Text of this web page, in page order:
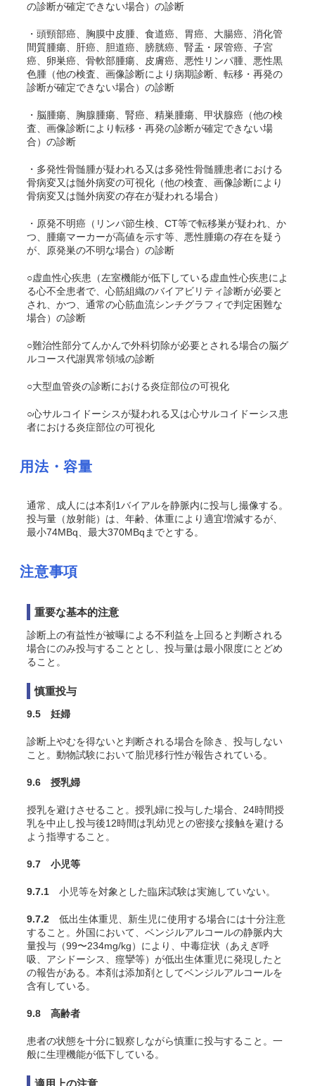
の診断が確定できない場合）の診断
・頭頸部癌 、胸膜中皮腫、食道癌、胃癌 、大腸癌 、消化管
間質腫瘍、肝癌、胆道癌、膀胱癌、腎盂・尿管癌、子宮
癌、卵巣癌、骨軟部腫瘍、皮膚癌、悪性リンパ腫、悪性黒
色腫 （他の検査、画像診断により病期診断、転移・再発の
診断が確定できない場合）の診断
・脳腫瘍 、胸腺腫瘍、腎癌、精巣腫瘍、甲状腺癌 （他の検
査、画像診断により転移・再発の診断が確定できない場
合）の診断
・多発性骨髄腫が疑われる又は多発性骨髄腫患者における
骨病変又は髄外病変の可視化（他の検査、画像診断により
骨病変又は髄外病変の存在が疑われる場合）
・原発不明癌（リンパ節生検、CT等で転移巣が疑われ、か
つ、腫瘍マーカーが高値を示す等、悪性腫瘍の存在を疑う
が、原発巣の不明な場合）の診断
○虚血性心疾患（左室機能が低下している虚血性心疾患によ
る心不全患者で、心筋組織のバイアビリティ診断が必要と
され、かつ、通常の心筋血流シンチグラフィで判定困難な
場合）の診断
○難治性部分てんかんで外科切除が必要とされる場合の脳グ
ルコース代謝異常領域の診断
○大型血管炎の診断における炎症部位の可視化
○心サルコイドーシスが疑われる又は心サルコイドーシス患
者における炎症部位の可視化
用法・容量
通常、成人には本剤1バイアルを静脈内に投与し撮像する。
投与量（放射能）は、年齢、体重により適宜増減するが、
最小74MBq、最大370MBqまでとする。
注意事項
重要な基本的注意
診断上の有益性が被曝による不利益を上回ると判断される
場合にのみ投与することとし、投与量は最小限度にとどめ
ること。
慎重投与
9.5 妊婦
診断上やむを得ないと判断される場合を除き、投与しない
こと。動物試験において胎児移行性が報告されている 。
9.6 授乳婦
授乳を避けさせること。授乳婦に投与した場合、24時間授
乳を中止し投与後12時間は乳幼児との密接な接触を避ける
よう指導すること。
9.7 小児等
9.7.1 小児等を対象とした臨床試験は実施していない。
9.7.2 低出生体重児、新生児に使用する場合には十分注意
すること。外国において、ベンジルアルコールの静脈内大
量投与（99〜234mg/kg）により、中毒症状（あえぎ呼
吸、アシドーシス、痙攣等）が低出生体重児に発現したと
の報告がある。本剤は添加剤としてベンジルアルコールを
含有している。
9.8 高齢者
患者の状態を十分に観察しながら慎重に投与すること。一
般に生理機能が低下している。
適用上の注意